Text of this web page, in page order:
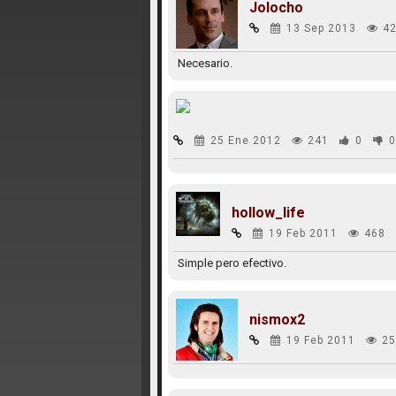
Jolocho
13 Sep 2013
Necesario.
25 Ene 2012 241 0 0
hollow_life
19 Feb 2011 468
Simple pero efectivo.
nismox2
19 Feb 2011